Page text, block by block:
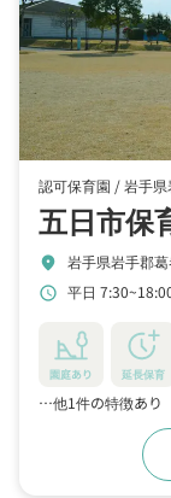
認可保育園 /岩手
五日市保
location_on 岩手県岩手郡
schedule 平日
園庭あり 延長保育
…他1件の特徴あり